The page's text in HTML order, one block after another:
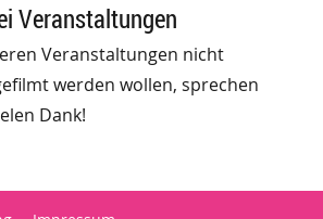
Veranstaltungen
Veranstaltungen nicht
werden wollen, sprechen
Dank!